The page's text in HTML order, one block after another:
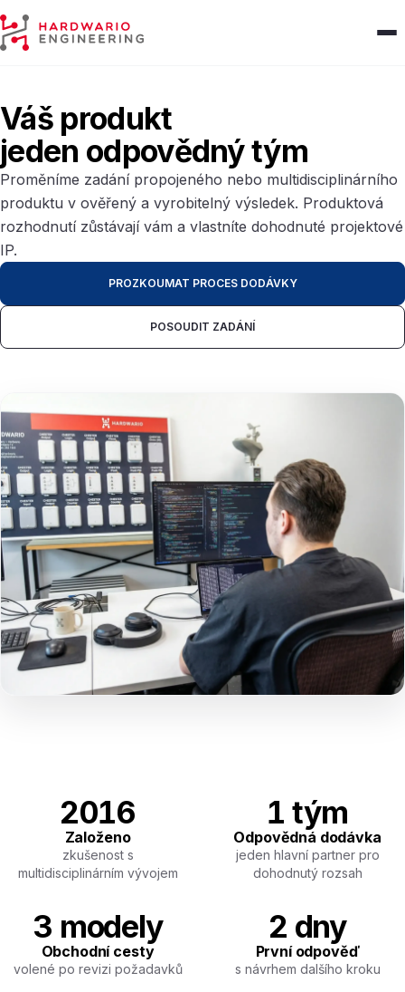
HARDWARIO Engineering
Váš produkt
jeden odpovědný tým
Proměníme zadání propojeného nebo multidisciplinárního
produktu v ověřený a vyrobitelný výsledek. Produktová
rozhodnutí zůstávají vám a vlastníte dohodnuté projektové
IP.
PROZKOUMAT PROCES DODÁVKY
POSOUDIT ZADÁNÍ
2016
Založeno
zkušenost s
multidisciplinárním vývojem
1 tým
Odpovědná dodávka
jeden hlavní partner pro
dohodnutý rozsah
3 modely
Obchodní cesty
volené po revizi požadavků
2 dny
První odpověď
s návrhem dalšího kroku